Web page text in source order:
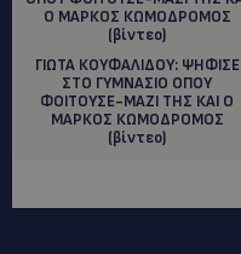
ΓΙΩΤΑ ΚΟΥΦΑΛΙΔΟΥ: ΨΗΦΙΣΕ
ΣΤΟ ΓΥΜΝΑΣΙΟ ΟΠΟΥ
ΦΟΙΤΟΥΣΕ-ΜΑΖΙ ΤΗΣ ΚΑΙ Ο
ΜΑΡΚΟΣ ΚΩΜΟΔΡΟΜΟΣ
(βίντεο)